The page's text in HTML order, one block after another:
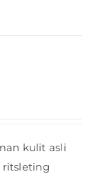
kulit asli
ritsleting